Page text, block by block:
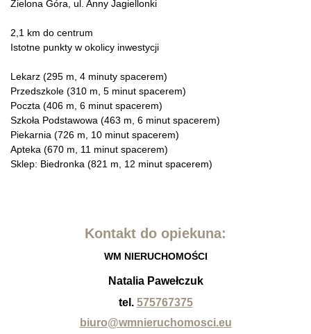
Zielona Góra, ul. Anny Jagiellonki
2,1 km do centrum
Istotne punkty w okolicy inwestycji
Lekarz (295 m, 4 minuty spacerem)
Przedszkole (310 m, 5 minut spacerem)
Poczta (406 m, 6 minut spacerem)
Szkoła Podstawowa (463 m, 6 minut spacerem)
Piekarnia (726 m, 10 minut spacerem)
Apteka (670 m, 11 minut spacerem)
Sklep: Biedronka (821 m, 12 minut spacerem)
Kontakt do opiekuna:
WM NIERUCHOMOŚCI
Natalia Pawełczuk
tel. 575767375
biuro@wmnieruchomosci.eu